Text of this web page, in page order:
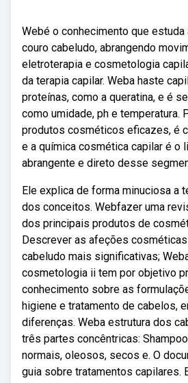
Webé o conhecimento que
couro cabeludo, abrangendo
eletroterapia e cosmetologia
da terapia capilar. Weba haste
proteínas, como a queratina, e é
como umidade, ph e temperatura.
produtos cosméticos eficazes, é
e a química cosmética capilar é o
abrangente e direto desse
Ele explica de forma minuciosa a
dos conceitos. Webfazer uma
dos principais produtos de
Descrever as afeções
cabeludo mais significativas;
cosmetologia ii tem por objetivo
conhecimento sobre as
higiene e tratamento de cabelos,
diferenças. Weba estrutura dos
três partes concêntricas:
normais, oleosos, secos e. O
guia sobre tratamentos capilares.